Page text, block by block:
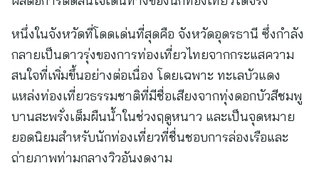
หนึ่งในจังหวัดที่โดดเด่นที่สุดคือ จังหวัดอุดรธานี ซึ่งกำลัง
กลายเป็นดาวรุ่งของการท่องเที่ยวไทยจากกระแสความ
สนใจที่เพิ่มขึ้นอย่างต่อเนื่อง โดยเฉพาะ ทะเลบัวแดง
แหล่งท่องเที่ยวธรรมชาติที่มีชื่อเสียงจากทุ่งดอกบัวสีชมพู
บานสะพรั่งเต็มผืนน้ำในช่วงฤดูหนาว และเป็นจุดหมาย
ยอดนิยมสำหรับนักท่องเที่ยวที่ชื่นชอบการล่องเรือและ
ถ่ายภาพท่ามกลางวิวอันงดงาม